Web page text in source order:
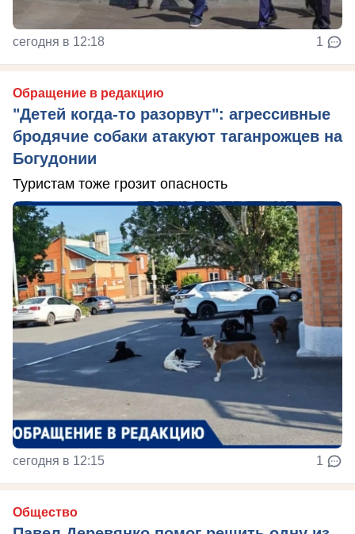
сегодня в 12:18 1
Обращение в редакцию
"Детей когда-то разорвут": агрессивные
бродячие собаки атакуют таганрожцев на
Богудонии
Туристам тоже грозит опасность
сегодня в 12:15 1
Общество